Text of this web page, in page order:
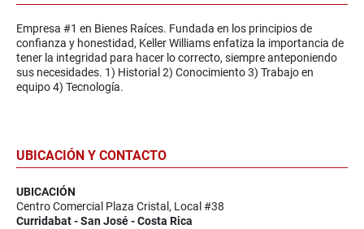
Empresa #1 en Bienes Raíces. Fundada en los principios de
confianza y honestidad, Keller Williams enfatiza la importancia de
tener la integridad para hacer lo correcto, siempre anteponiendo
sus necesidades. 1) Historial 2) Conocimiento 3) Trabajo en
equipo 4) Tecnología.
UBICACIÓN Y CONTACTO
UBICACIÓN
Centro Comercial Plaza Cristal, Local #38
Curridabat - San José - Costa Rica